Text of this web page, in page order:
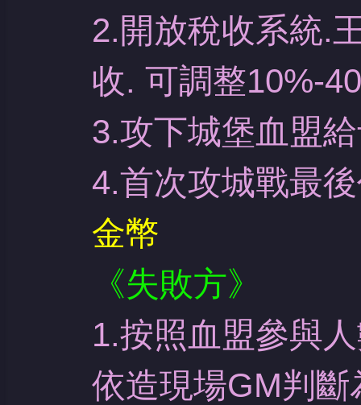
2.開放稅收系統.
收. 可調整10%-
3.攻下城堡血盟
4.首次攻城戰最
金幣
《失敗方》
1.按照血盟參與
依造現場GM判斷